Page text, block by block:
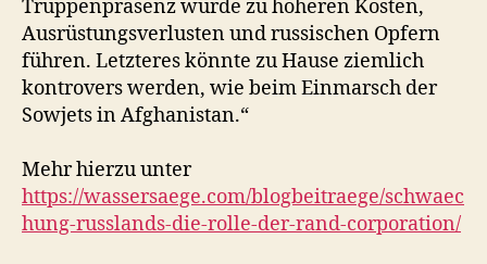
Truppenpräsenz würde zu höheren Kosten,
Ausrüstungsverlusten und russischen Opfern
führen. Letzteres könnte zu Hause ziemlich
kontrovers werden, wie beim Einmarsch der
Sowjets in Afghanistan.“
Mehr hierzu unter
https://wassersaege.com/blogbeitraege/schwaec
hung-russlands-die-rolle-der-rand-corporation/